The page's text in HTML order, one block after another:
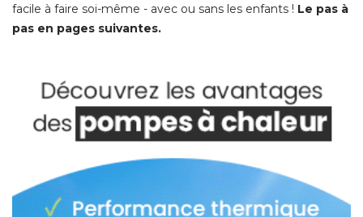
facile à faire soi-même - avec ou sans les enfants ! Le pas à
pas en pages suivantes.